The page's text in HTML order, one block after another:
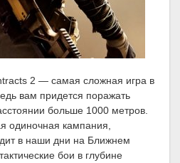
2 — самая сложная игра в
вам придется поражать
больше 1000 метров.
одиночная кампания,
в наши дни на Ближнем
бои в глубине